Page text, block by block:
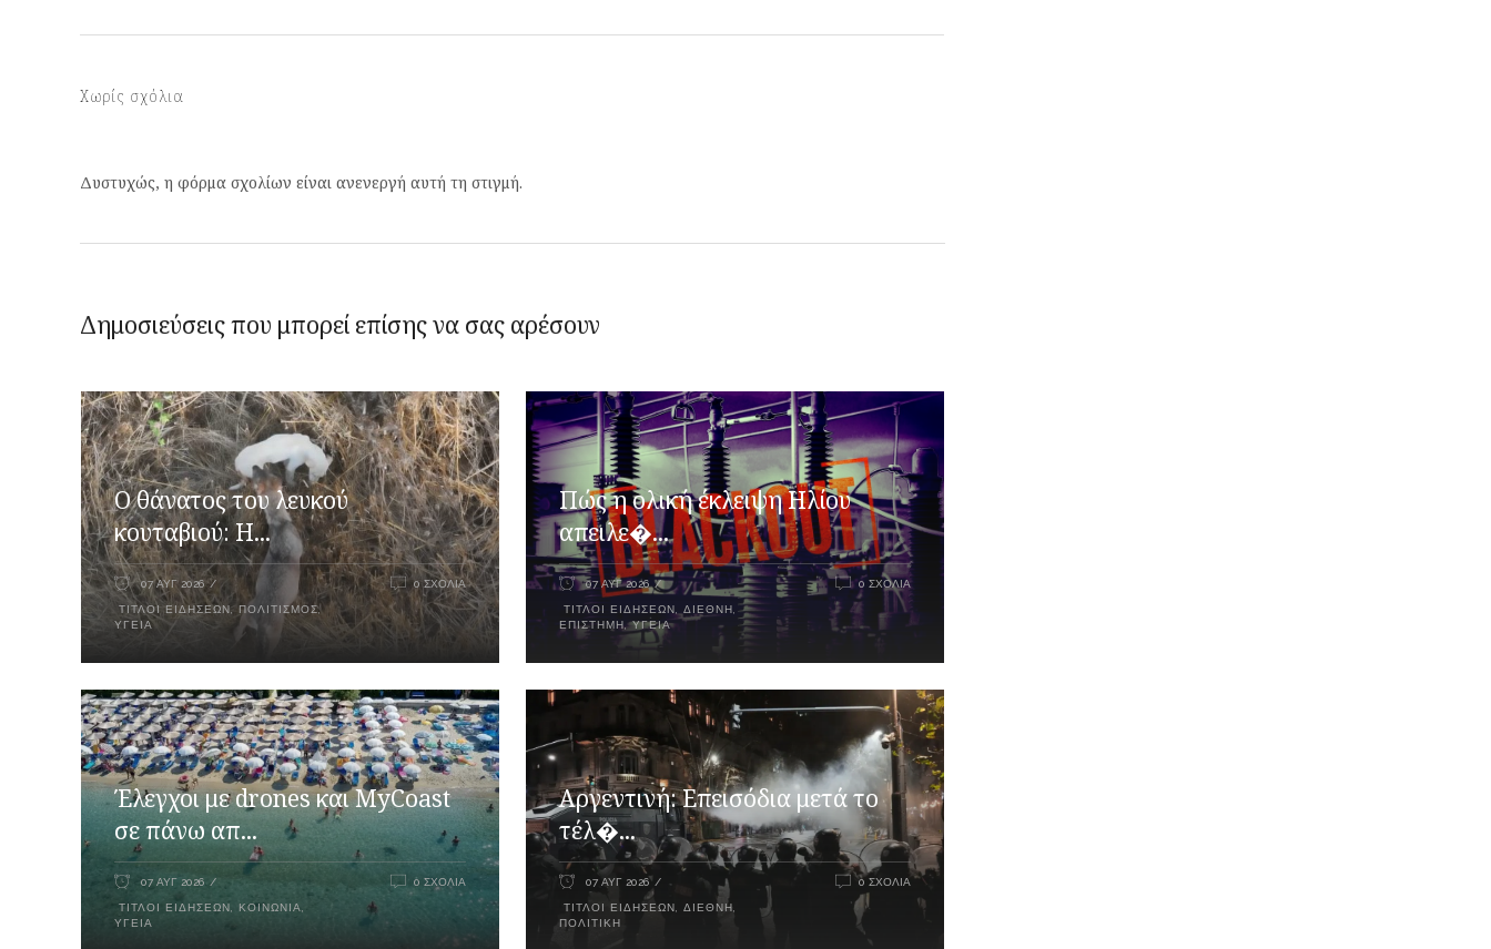
Χωρίς σχόλια
Δυστυχώς, η φόρμα σχολίων είναι ανενεργή αυτή τη στιγμή.
Δημοσιεύσεις που μπορεί επίσης να σας αρέσουν
Ο θάνατος του λευκού
κουταβιού: Η...
07 ΑΥΓ 2026
ΤΊΤΛΟΙ ΕΙΔΉΣΕΩΝ, ΠΟΛΙΤΙΣΜΌΣ,
ΥΓΕΊΑ
0 ΣΧΌΛΙΑ
Πώς η ολική έκλειψη Ηλίου
απειλε�...
07 ΑΥΓ 2026
ΤΊΤΛΟΙ ΕΙΔΉΣΕΩΝ ΔΙΕΘΝΉ
ΕΠΙΣΤΉΜΗ ,ΥΓΕΊΑ
0 ΣΧΌΛΙΑ
Έλεγχοι με drones και MyCoast
σε πάνω απ...
07 ΑΥΓ 2026
ΤΊΤΛΟΙ ΕΙΔΉΣΕΩΝ ΚΟΙΝΩΝΊΑ
ΥΓΕΊΑ
0 ΣΧΌΛΙΑ
Αργεντινή: Επεισόδια μετά το
τέλ�...
07 ΑΥΓ 2026
ΤΊΤΛΟΙ ΕΙΔΉΣΕΩΝ ΔΙΕΘΝΉ
ΠΟΛΙΤΙΚΉ
0 ΣΧΌΛΙΑ